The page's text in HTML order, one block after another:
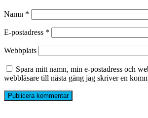
Namn *
E-postadress *
Webbplats
Spara mitt namn, min e-postadress och
webbläsare till nästa gång jag skriver en